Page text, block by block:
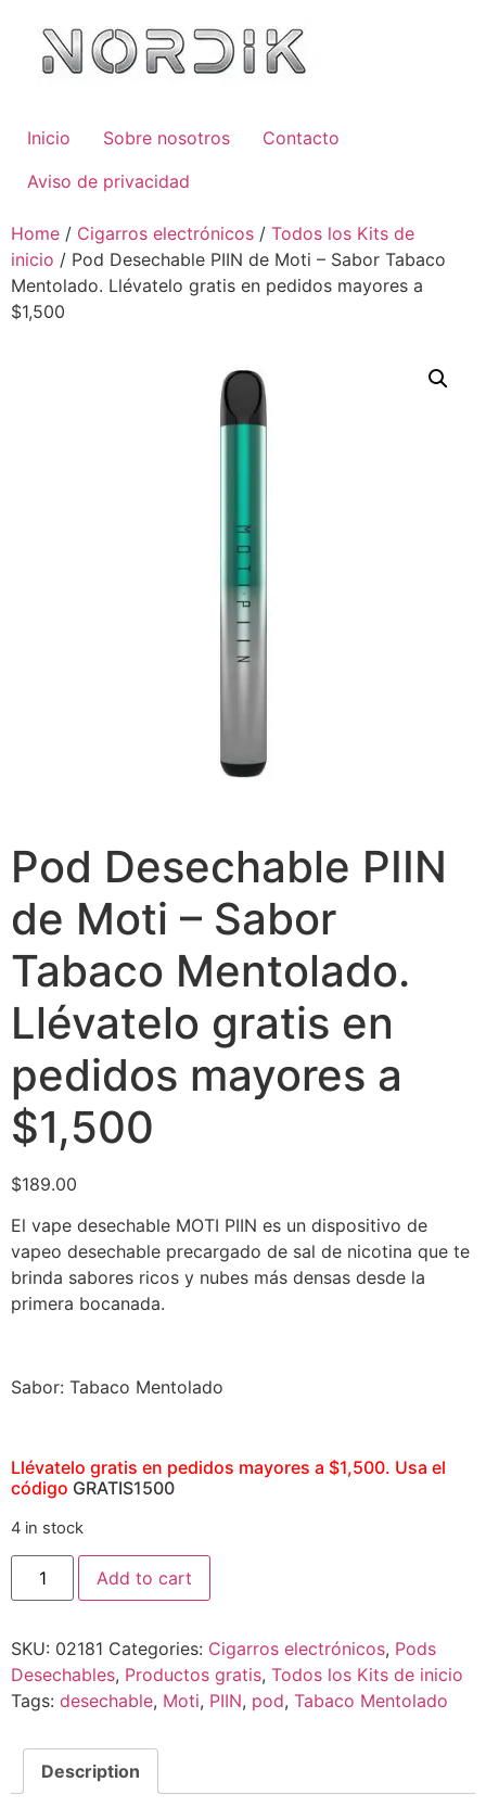
Inicio Sobre nosotros
Contacto
Aviso de privacidad
Home / Cigarros electrónicos / Todos los Kits de
inicio / Pod Desechable PIIN de Moti – Sabor Tabaco
Mentolado. Llévatelo gratis en pedidos mayores a
$1,500
Pod Desechable PIIN
de Moti – Sabor
Tabaco Mentolado.
Llévatelo gratis en
pedidos mayores a
$1,500
$189.00
El vape desechable MOTI PIIN es un dispositivo de
vapeo desechable precargado de sal de nicotina que te
brinda sabores ricos y nubes más densas desde la
primera bocanada.
Sabor: Tabaco Mentolado
Llévatelo gratis en pedidos mayores a $1,500. Usa el
código GRATIS1500
4 in stock
Add to cart
SKU: 02181 Categories: Cigarros electrónicos, Pods
Desechables, Productos gratis, Todos los Kits de inicio
Tags: desechable, Moti, PIIN, pod, Tabaco Mentolado
Description